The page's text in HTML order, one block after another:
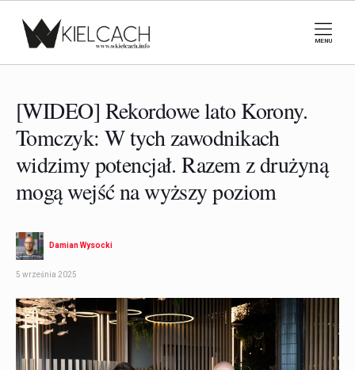
MENU
[WIDEO] Rekordowe lato Korony.
Tomczyk: W tych zawodnikach
widzimy potencjał. Razem z drużyną
mogą wejść na wyższy poziom
Damian Wysocki
5 września 2025